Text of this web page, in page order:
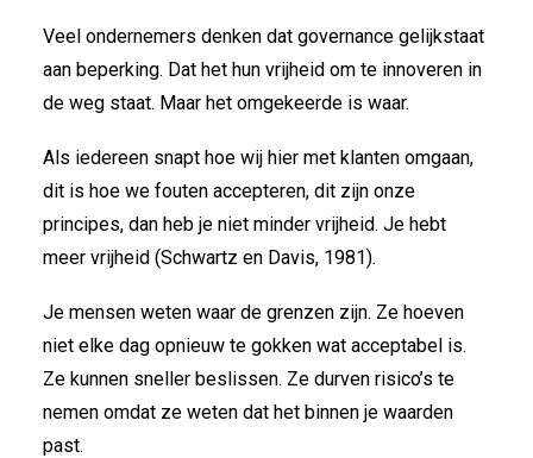
Veel ondernemers denken dat governance gelijkstaat
aan beperking. Dat het hun vrijheid om te innoveren in
de weg staat. Maar het omgekeerde is waar.
Als iedereen snapt hoe wij hier met klanten omgaan,
dit is hoe we fouten accepteren, dit zijn onze
principes, dan heb je niet minder vrijheid. Je hebt
meer vrijheid (Schwartz en Davis, 1981).
Je mensen weten waar de grenzen zijn. Ze hoeven
niet elke dag opnieuw te gokken wat acceptabel is.
Ze kunnen sneller beslissen. Ze durven risico’s te
nemen omdat ze weten dat het binnen je waarden
past.